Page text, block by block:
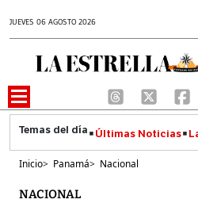
JUEVES 06 AGOSTO 2026
Últimas Noticias
Inicio> Panamá> Nacional
NACIONAL